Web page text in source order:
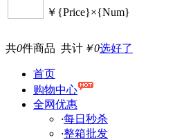
￥{Price}×{Num}
共0件商品 共计 ￥0选好了
首页
购物中心
全网优惠
·每日秒杀
·整箱批发